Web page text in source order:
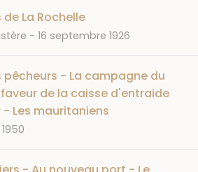
La Rochelle
DATE
16 septembre 1926
pêcheurs - La campagne du
de la caisse d'entraide
Les mauritaniens